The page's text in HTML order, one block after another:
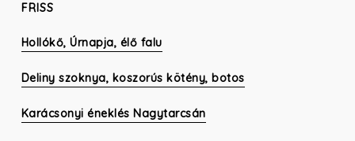
FRISS
Hollókő, Úrnapja, élő falu
Deliny szoknya, koszorús kötény, botos
Karácsonyi éneklés Nagytarcsán